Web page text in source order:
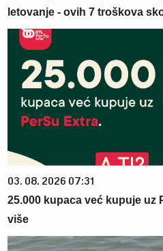
letovanje - ovih 7 troškova
03. 08. 2026 07:31
25.000 kupaca već kupuje uz
više